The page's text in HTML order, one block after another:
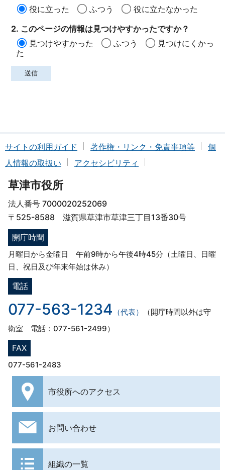
役に立った
ふつう
役に立たなかった
2. このページの情報は見つけやすかったですか？
見つけやすかった
ふつう
見つけにくかっ
た
サイトの利用ガイド 著作権・リンク・免責事項等
個
人情報の取扱い
アクセシビリティ
草津市役所
法人番号 7000020252069
〒525-8588 滋賀県草津市草津三丁目13番30号
開庁時間
月曜日から金曜日 午前9時から午後4時45分（土曜日、日曜
日、祝日及び年末年始は休み）
電話
077-563-1234 （代表）
（開庁時間以外は守
衛室 電話：077-561-2499）
FAX
077-561-2483
市役所へのアクセス
お問い合わせ
組織の一覧